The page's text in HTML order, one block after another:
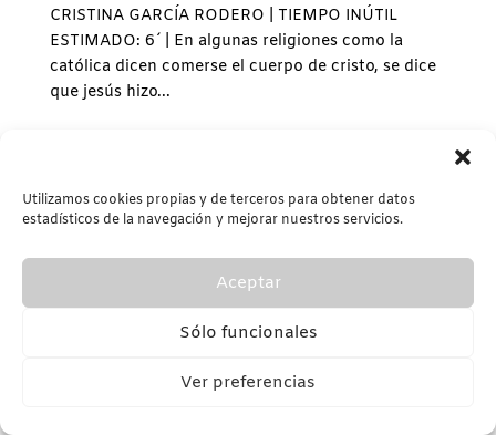
Utilizamos cookies propias y de terceros para obtener datos
estadísticos de la navegación y mejorar nuestros servicios.
Aceptar
Sólo funcionales
Ver preferencias
CRISTINA GARCÍA RODERO | TIEMPO INÚTIL
ESTIMADO: 6´ | En algunas religiones como la
católica dicen comerse el cuerpo de cristo, se dice
que jesús hizo...
© María Beleña 2022 - 2026 |